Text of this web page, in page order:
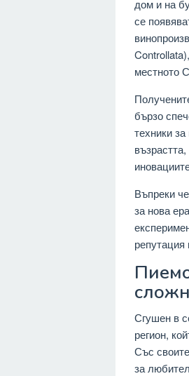
дом и на
се
местното
бързо
техники
Въпреки
за нова
репутация
Сгушен в
регион,
Със
за